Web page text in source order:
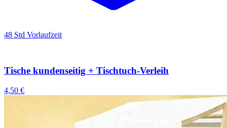
48 Std Vorlaufzeit
Tische kundenseitig + Tischtuch-Verleih
4,50 €